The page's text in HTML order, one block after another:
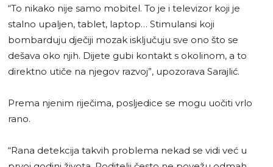
“To nikako nije samo mobitel. To je i televizor koji je
stalno upaljen, tablet, laptop… Stimulansi koji
bombarduju dječiji mozak isključuju sve ono što se
dešava oko njih. Dijete gubi kontakt s okolinom, a to
direktno utiče na njegov razvoj”, upozorava Sarajlić.
Prema njenim riječima, posljedice se mogu uočiti vrlo
rano.
“Rana detekcija takvih problema nekad se vidi već u